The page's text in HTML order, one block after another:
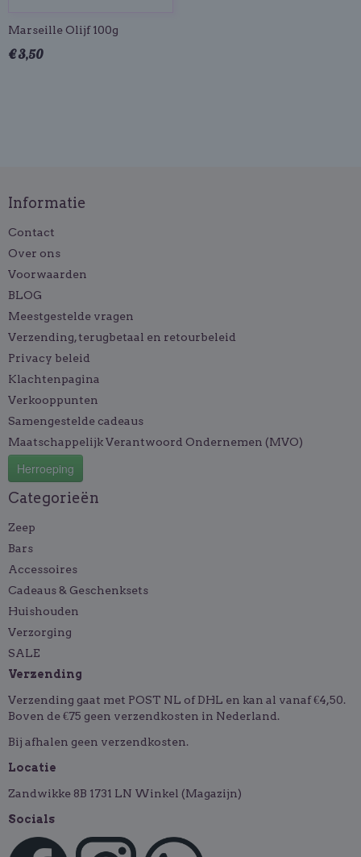
Marseille Olijf 100g
€ 3,50
Informatie
Contact
Over ons
Voorwaarden
BLOG
Meestgestelde vragen
Verzending, terugbetaal en retourbeleid
Privacy beleid
Klachtenpagina
Verkooppunten
Samengestelde cadeaus
Maatschappelijk Verantwoord Ondernemen (MVO)
Herroeping
Categorieën
Zeep
Bars
Accessoires
Cadeaus & Geschenksets
Huishouden
Verzorging
SALE
Verzending
Verzending gaat met POST NL of DHL en kan al vanaf €4,50.
Boven de €75 geen verzendkosten in Nederland.
Bij afhalen geen verzendkosten.
Locatie
Zandwikke 8B 1731 LN Winkel (Magazijn)
Socials